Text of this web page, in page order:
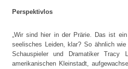
Perspektivlos
„Wir sind hier in der Prärie. Das ist
seelisches Leiden, klar? So ähnlich wie
Schauspieler und Dramatiker
amerikanischen Kleinstadt,